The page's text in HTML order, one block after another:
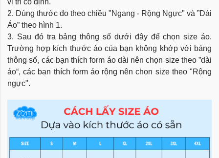
vị trí cố định.
2. Dùng thước đo theo chiều "Ngang - Rộng Ngực" và ”Dài
Áo” theo hình 1.
3. Sau đó tra bảng thông số dưới đây để chọn size áo.
Trường hợp kích thước áo của bạn không khớp với bảng
thông số, các bạn thích form áo dài nên chọn size theo ”dài
áo“, các bạn thích form áo rộng nên chọn size theo "Rộng
ngực".